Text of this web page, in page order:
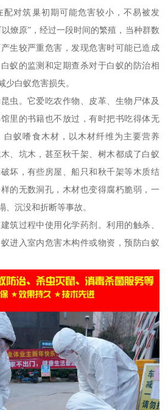
配对筑巢初期可能危害较小，不易被发
燎原”，经过一段时间的繁殖，当种群数
生较严重危害，发现危害时可能已造成
蚁的监测和定期查杀对于白蚁的防治相
少白蚁危害损失。
虫。它爱吃农作物、皮革、生物尸体及
里的书籍也不放过，有时把书吃得体无
白蚁嗜食木材，以木材纤维为主要营养
、坑木，甚至秋千架、树木都成了白蚁
坏，有些房屋、船只和秋千架等木质结
的无数洞孔，木材也变得腐朽脆弱，一
、沉没和折断等事故。
筑过程中使用化学药剂。利用的触杀、
进入室内危害木构件或物资，预防白蚁